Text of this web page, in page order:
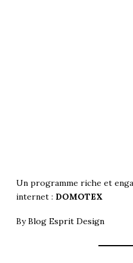
Un programme riche et
internet : DOMOTEX
ByBlog Esprit Design